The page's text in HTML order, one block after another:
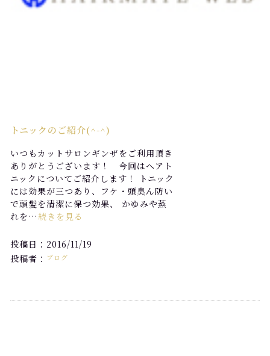
トニックのご紹介(^-^)
いつもカットサロンギンザをご利用頂き
ありがとうございます！ 今回はヘアト
ニックについてご紹介します！ トニック
には効果が三つあり、フケ・頭臭ん防い
で頭髪を清潔に保つ効果、 かゆみや蒸
れを… 続きを見る
投稿日：2016/11/19
投稿者： ブログ